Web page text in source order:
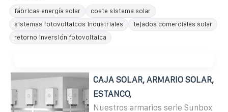
fábricas energía solar
coste sistema solar
sistemas fotovoltaicos industriales
tejados comerciales solar
retorno inversión fotovoltaica
CAJA SOLAR, ARMARIO SOLAR,
ESTANCO,
Nuestros armarios serie Sunbox